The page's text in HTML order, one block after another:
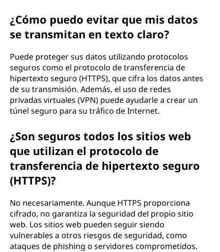
¿Cómo puedo evitar que mis datos
se transmitan en texto claro?
Puede proteger sus datos utilizando protocolos
seguros como el protocolo de transferencia de
hipertexto seguro (HTTPS), que cifra los datos antes
de su transmisión. Además, el uso de redes
privadas virtuales (VPN) puede ayudarle a crear un
túnel seguro para su tráfico de Internet.
¿Son seguros todos los sitios web
que utilizan el protocolo de
transferencia de hipertexto seguro
(HTTPS)?
No necesariamente. Aunque HTTPS proporciona
cifrado, no garantiza la seguridad del propio sitio
web. Los sitios web pueden seguir siendo
vulnerables a otros riesgos de seguridad, como
ataques de phishing o servidores comprometidos.